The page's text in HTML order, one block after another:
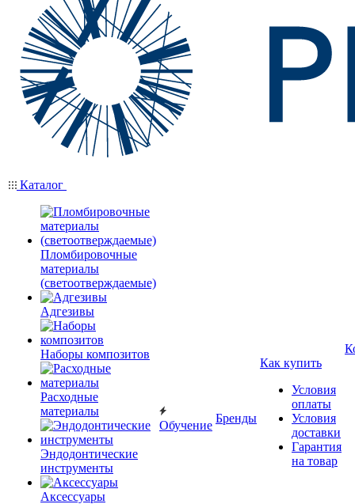
Каталог
Пломбировочные
материалы
(светоотверждаемые)
Адгезивы
Наборы композитов
Расходные
материалы
Эндодонтические
инструменты
Аксессуары
Обучение
Бренды
Как купить
Условия
оплаты
Условия
доставки
Гарантия
на товар